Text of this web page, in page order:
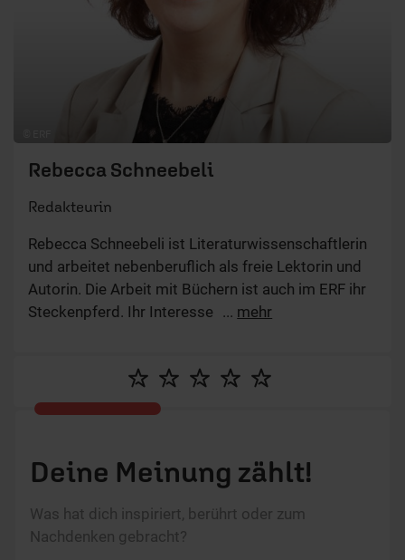
Rebecca Schneebeli
Redakteurin
Rebecca Schneebeli ist Literaturwissenschaftlerin
und arbeitet nebenberuflich als freie Lektorin und
Autorin. Die Arbeit mit Büchern ist auch im ERF ihr
Steckenpferd. Ihr Interesse gilt hier vor allem dem
Lebensthemen möchte sie Menschen ermutigen.
... mehr
Deine Meinung zählt!
Was hat dich inspiriert, berührt oder zum
Nachdenken gebracht?